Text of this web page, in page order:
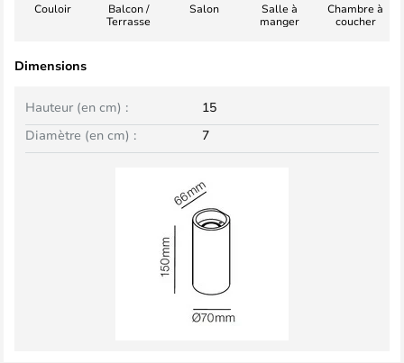
Couloir
Balcon /
Terrasse
Salon
Salle à
manger
Chambre à
coucher
Dimensions
Hauteur (en cm) :
15
Diamètre (en cm) :
7